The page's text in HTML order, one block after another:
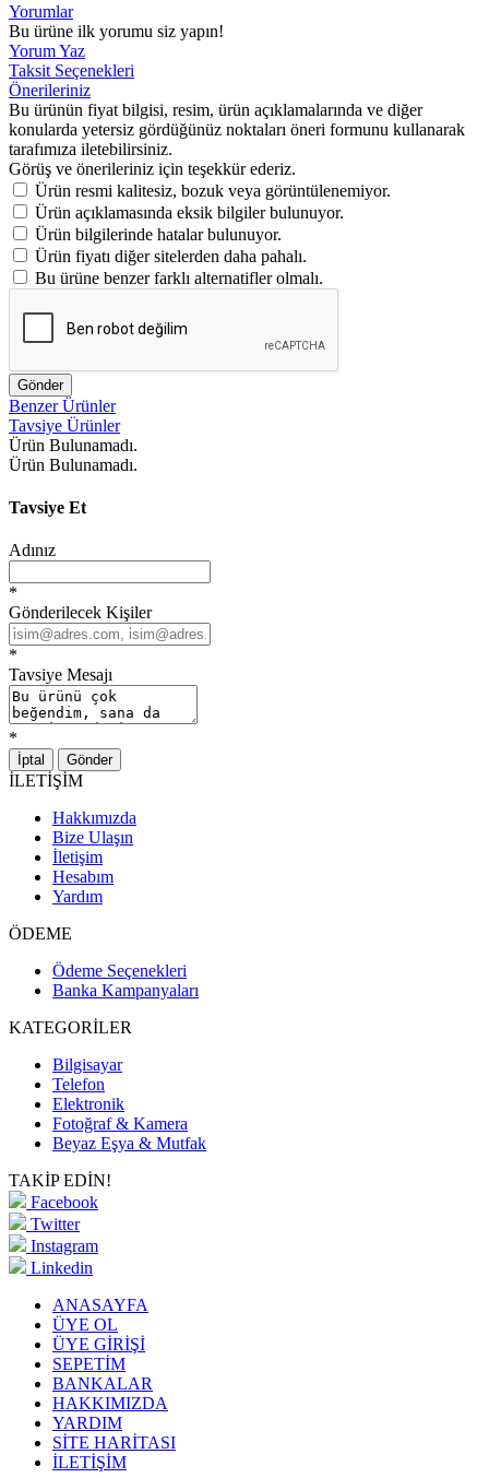
Yorumlar
Bu ürüne ilk yorumu siz yapın!
Yorum Yaz
Taksit Seçenekleri
Önerileriniz
Bu ürünün fiyat bilgisi, resim, ürün açıklamalarında ve diğer
konularda yetersiz gördüğünüz noktaları öneri formunu kullanarak
tarafımıza iletebilirsiniz.
Görüş ve önerileriniz için teşekkür ederiz.
Ürün resmi kalitesiz, bozuk veya görüntülenemiyor.
Ürün açıklamasında eksik bilgiler bulunuyor.
Ürün bilgilerinde hatalar bulunuyor.
Ürün fiyatı diğer sitelerden daha pahalı.
Bu ürüne benzer farklı alternatifler olmalı.
Gönder
Benzer Ürünler
Tavsiye Ürünler
Ürün Bulunamadı.
Ürün Bulunamadı.
Tavsiye Et
Adınız
*
Gönderilecek Kişiler
*
Tavsiye Mesajı
*
İptal Gönder
İLETİŞİM
Hakkımızda
Bize Ulaşın
İletişim
Hesabım
Yardım
ÖDEME
Ödeme Seçenekleri
Banka Kampanyaları
KATEGORİLER
Bilgisayar
Telefon
Elektronik
Fotoğraf & Kamera
Beyaz Eşya & Mutfak
TAKİP EDİN!
Facebook
Twitter
Instagram
Linkedin
ANASAYFA
ÜYE OL
ÜYE GİRİŞİ
SEPETİM
BANKALAR
HAKKIMIZDA
YARDIM
SİTE HARİTASI
İLETİŞİM